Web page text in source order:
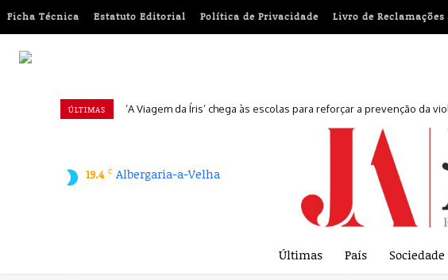
Ficha Técnica Estatuto Editorial Política de Privacidade Livro de Reclamações
ÚLTIMAS ‘A Viagem da Íris’ chega às escolas para reforçar a prevenção da
Ajude a ajudar: um guia prático para doações responsáveis
19.4 C Albergaria-a-Velha
Últimas País Sociedade